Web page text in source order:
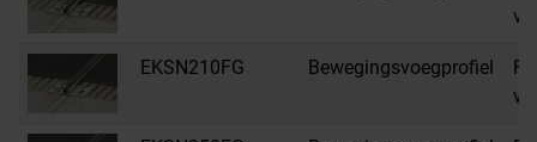
EKSN210FG Bewegingsvoegprofiel